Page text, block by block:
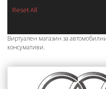
Reset All
Виртуален магазин за
консумативи.